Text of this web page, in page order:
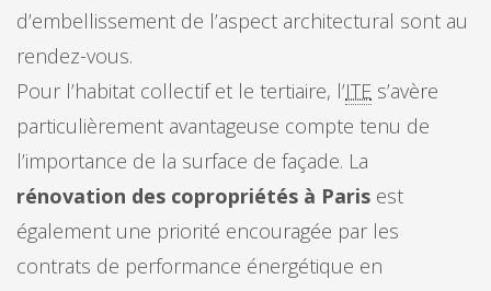
d’embellissement de l’aspect architectural sont au
rendez-vous.
Pour l’habitat collectif et le tertiaire, l’ITE s’avère
particulièrement avantageuse compte tenu de
l’importance de la surface de façade. La
rénovation des copropriétés à Paris est
également une priorité encouragée par les
contrats de performance énergétique en